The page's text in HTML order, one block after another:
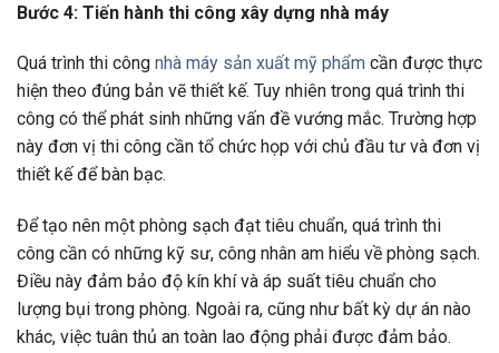
Bước 4: Tiến hành thi công xây dựng nhà máy
Quá trình thi công nhà máy sản xuất mỹ phẩm cần được thực
hiện theo đúng bản vẽ thiết kế. Tuy nhiên trong quá trình thi
công có thể phát sinh những vấn đề vướng mắc. Trường hợp
này đơn vị thi công cần tổ chức họp với chủ đầu tư và đơn vị
thiết kế để bàn bạc.
Để tạo nên một phòng sạch đạt tiêu chuẩn, quá trình thi
công cần có những kỹ sư, công nhân am hiểu về phòng sạch.
Điều này đảm bảo độ kín khí và áp suất tiêu chuẩn cho
lượng bụi trong phòng. Ngoài ra, cũng như bất kỳ dự án nào
khác, việc tuân thủ an toàn lao động phải được đảm bảo.